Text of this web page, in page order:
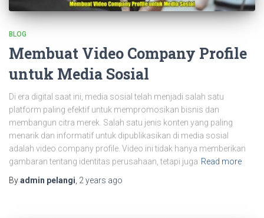
BLOG
Membuat Video Company Profile
untuk Media Sosial
Di era digital saat ini, media sosial telah menjadi salah satu
platform paling efektif untuk mempromosikan bisnis dan
membangun citra merek. Salah satu jenis konten yang paling
menarik dan informatif untuk dipublikasikan di media sosial
adalah video company profile. Video ini tidak hanya memberikan
gambaran tentang identitas perusahaan, tetapi juga Read more
Byadmin pelangi 2 years ago